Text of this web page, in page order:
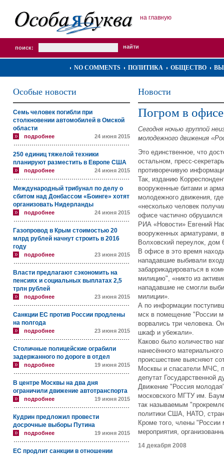
на главную
поиск:
NO COMMENTS ПОЛИТИКА ОБЩЕСТВО
Особые новости
Семь человек погибли при
столкновении автомобилей в Омской
области
подробнее 24 июня 2015
250 единиц тяжелой техники
планируют разместить в Европе США
подробнее 24 июня 2015
Международный трибунал по делу о
сбитом над Донбассом «Боинге» хотят
организовать Нидерланды
подробнее 24 июня 2015
Газопровод в Крым стоимостью 20
млрд рублей начнут строить в 2016
году
подробнее 23 июня 2015
Власти предлагают сэкономить на
пенсиях и социальных выплатах 2,5
трлн рублей
подробнее 23 июня 2015
Санкции ЕС против России продлены
на полгода
подробнее 23 июня 2015
Столичные полицейские ограбили
задержанного по дороге в отдел
подробнее 19 июня 2015
В центре Москвы на два дня
ограничили движение автотранспорта
подробнее 19 июня 2015
Кудрин предложил провести
досрочные выборы Путина
подробнее 19 июня 2015
ЕС продлит санкции в отношении
Новости
Погром в
Сегодня ночью группой
молодежного движения
Это единственное, что
остальном, пресс-
противоречивую
Так, изданию
вооруженные битами и
молодежного движения,
«несколько человек
офисе частично
РИА «Новости» Евгений
вооруженных арматурами,
Волховский переулок,
В офисе в это время
нападавшие выбивали
забаррикадироваться в
милицию", «никто из
нападавшие не смогли
милиции».
А по информации
мск в помещение "России
ворвались три человека.
шкаф и убежали».
Каково было количество
нанесённого
происшествие выясняют
Москвы и спасатели МЧС,
депутат
Движение "Россия
московского МГТУ им.
так называемым
политики США, НАТО,
Кроме того, члены "России
мероприятия,
14 декабря 2008